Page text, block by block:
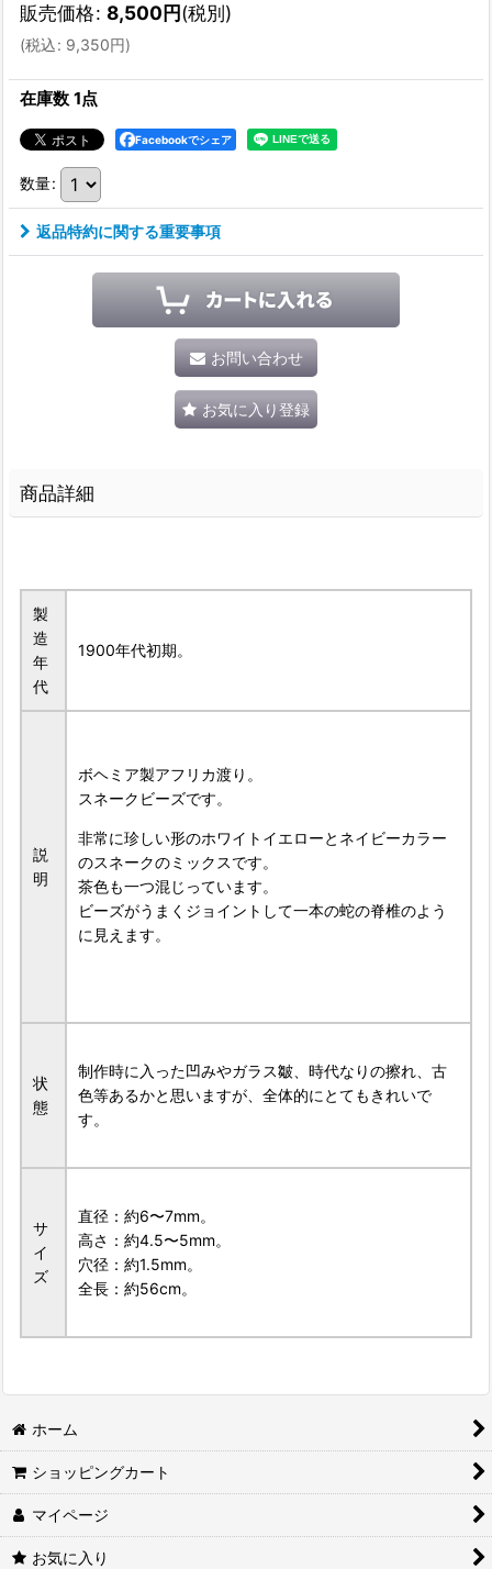
販売価格: 8,500円(税別)
(税込: 9,350円)
在庫数 1点
Facebookでシェア
数量:
返品特約に関する重要事項
お問い合わせ
お気に入り登録
商品詳細
製
造
年
代
1900年代初期。
説
明
ボヘミア製アフリカ渡り。
スネークビーズです。
非常に珍しい形のホワイトイエローとネイビーカラー
のスネークのミックスです。
茶色も一つ混じっています。
ビーズがうまくジョイントして一本の蛇の脊椎のよう
に見えます。
状
態
制作時に入った凹みやガラス皺、時代なりの擦れ、古
色等あるかと思いますが、全体的にとてもきれいで
す。
サ
イ
ズ
直径：約6〜7mm。
高さ：約4.5〜5mm。
穴径：約1.5mm。
全長：約56cm。
ホーム
ショッピングカート
マイページ
お気に入り